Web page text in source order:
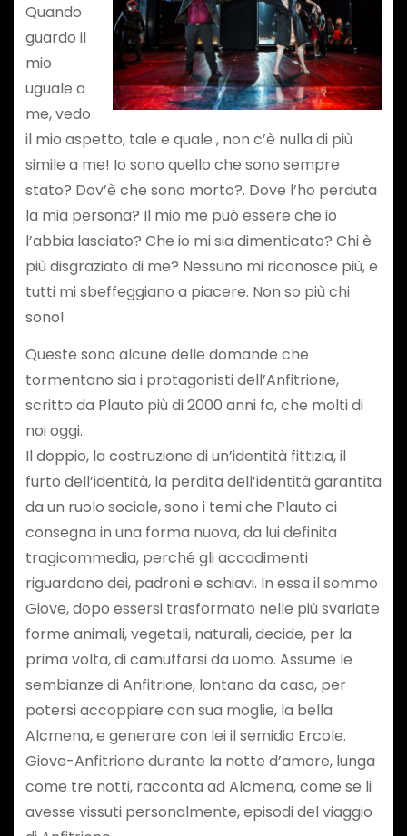
Quando
guardo il
mio
uguale a
me, vedo
il mio aspetto, tale e quale , non c’è nulla di più
simile a me! Io sono quello che sono sempre
stato? Dov’è che sono morto?. Dove l’ho perduta
la mia persona? Il mio me può essere che io
l’abbia lasciato? Che io mi sia dimenticato? Chi è
più disgraziato di me? Nessuno mi riconosce più, e
tutti mi sbeffeggiano a piacere. Non so più chi
sono!
Queste sono alcune delle domande che
tormentano sia i protagonisti dell’Anfitrione,
scritto da Plauto più di 2000 anni fa, che molti di
noi oggi.
Il doppio, la costruzione di un’identità fittizia, il
furto dell’identità, la perdita dell’identità garantita
da un ruolo sociale, sono i temi che Plauto ci
consegna in una forma nuova, da lui definita
tragicommedia, perché gli accadimenti
riguardano dei, padroni e schiavi. In essa il sommo
Giove, dopo essersi trasformato nelle più svariate
forme animali, vegetali, naturali, decide, per la
prima volta, di camuffarsi da uomo. Assume le
sembianze di Anfitrione, lontano da casa, per
potersi accoppiare con sua moglie, la bella
Alcmena, e generare con lei il semidio Ercole.
Giove-Anfitrione durante la notte d’amore, lunga
come tre notti, racconta ad Alcmena, come se li
avesse vissuti personalmente, episodi del viaggio